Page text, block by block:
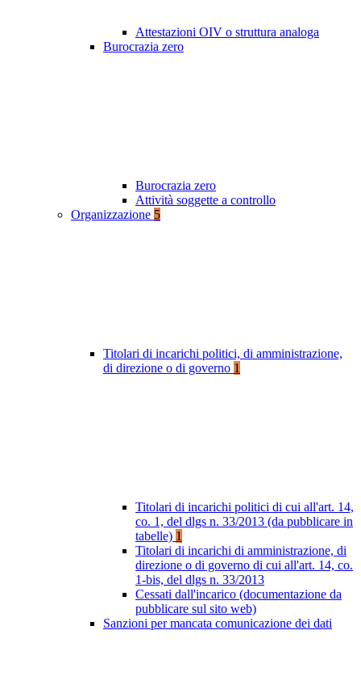
Attestazioni OIV o struttura analoga
Burocrazia zero
Burocrazia zero
Attività soggette a controllo
Organizzazione 5
Titolari di incarichi politici, di amministrazione,
di direzione o di governo 1
Titolari di incarichi politici di cui all'art. 14,
co. 1, del dlgs n. 33/2013 (da pubblicare in
tabelle) 1
Titolari di incarichi di amministrazione, di
direzione o di governo di cui all'art. 14, co.
1-bis, del dlgs n. 33/2013
Cessati dall'incarico (documentazione da
pubblicare sul sito web)
Sanzioni per mancata comunicazione dei dati